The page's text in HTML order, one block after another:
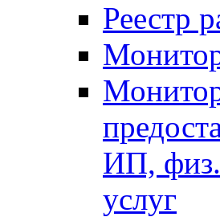
Реестр
ИП, физ.
услуг